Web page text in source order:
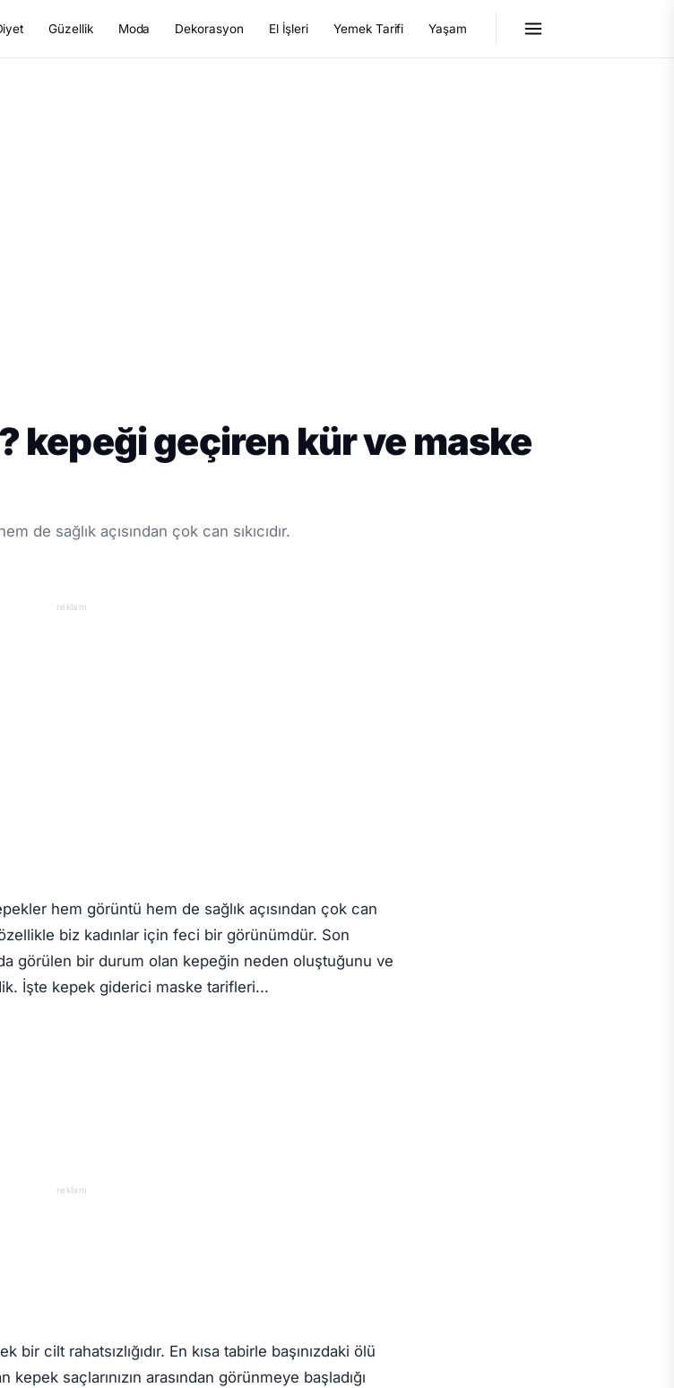
Güzellik Moda Dekorasyon El İşleri Yemek Tarifi Yaşam
kepeği geçiren kür ve maske
de sağlık açısından çok can sıkıcıdır.
reklam
hem görüntü hem de sağlık açısından çok can
biz kadınlar için feci bir görünümdür. Son
görülen bir durum olan kepeğin neden oluştuğunu ve
İşte kepek giderici maske tarifleri...
reklam
cilt rahatsızlığıdır. En kısa tabirle başınızdaki ölü
saçlarınızın arasından görünmeye başladığı